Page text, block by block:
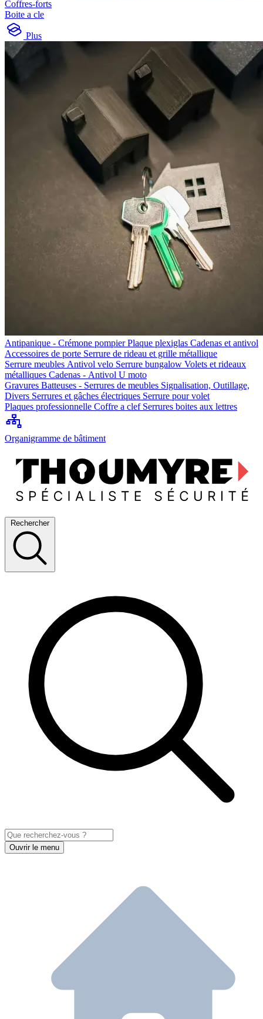
Coffres-forts
Boite a cle
Plus
Antipanique - Crémone pompierPlaque plexiglas Cadenas et antivol
Accessoires de porte Serrure de rideau et grille métallique
Serrure meubles Antivol velo Serrure bungalow Volets et rideaux
métalliques Cadenas - Antivol U moto
Gravures Batteuses - Serrures de meubles Signalisation, Outillage,
Divers Serrures et gâches électriques Serrure pour volet
Plaques professionnelle Coffre a clef Serrures boites aux lettres
Organigramme de bâtiment
Rechercher
Ouvrir le menu